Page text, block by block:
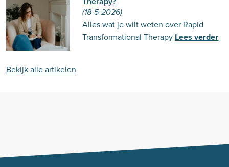
(18-5-2026)
Alles wat je wilt weten over Rapid
Transformational Therapy Lees verder
Bekijk alle artikelen